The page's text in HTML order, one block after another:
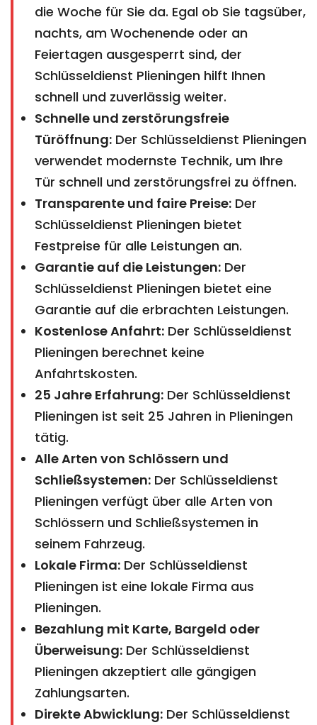
die Woche für Sie da. Egal ob Sie tagsüber,
nachts, am Wochenende oder an
Feiertagen ausgesperrt sind, der
Schlüsseldienst Plieningen hilft Ihnen
schnell und zuverlässig weiter.
Schnelle und zerstörungsfreie
Türöffnung: Der Schlüsseldienst Plieningen
verwendet modernste Technik, um Ihre
Tür schnell und zerstörungsfrei zu öffnen.
Transparente und faire Preise: Der
Schlüsseldienst Plieningen bietet
Festpreise für alle Leistungen an.
Garantie auf die Leistungen: Der
Schlüsseldienst Plieningen bietet eine
Garantie auf die erbrachten Leistungen.
Kostenlose Anfahrt: Der Schlüsseldienst
Plieningen berechnet keine
Anfahrtskosten.
25 Jahre Erfahrung: Der Schlüsseldienst
Plieningen ist seit 25 Jahren in Plieningen
tätig.
Alle Arten von Schlössern und
Schließsystemen: Der Schlüsseldienst
Plieningen verfügt über alle Arten von
Schlössern und Schließsystemen in
seinem Fahrzeug.
Lokale Firma: Der Schlüsseldienst
Plieningen ist eine lokale Firma aus
Plieningen.
Bezahlung mit Karte, Bargeld oder
Überweisung: Der Schlüsseldienst
Plieningen akzeptiert alle gängigen
Zahlungsarten.
Direkte Abwicklung: Der Schlüsseldienst